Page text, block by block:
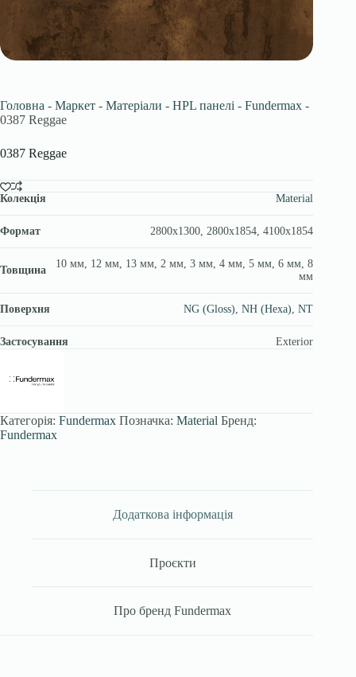
Головна - Маркет - Матеріали - HPL панелі - Fundermax -
0387 Reggae
0387 Reggae
Колекція Material
Формат 2800х1300, 2800х1854, 4100х1854
Товщина
10 мм, 12 мм, 13 мм, 2 мм, 3 мм, 4 мм, 5 мм, 6 мм, 8
мм
Поверхня NG (Gloss),NH (Hexa),NT
Застосування Exterior
Категорія: Fundermax Позначка: Material Бренд:
Fundermax
Додаткова інформація
Проєкти
Про бренд Fundermax